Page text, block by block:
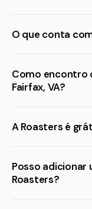
O que conta
Como encontro
Fairfax, VA?
A Roasters é
Posso adicionar
Roasters?